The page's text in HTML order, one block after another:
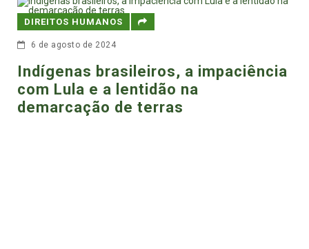
2024
brasileiros, a impaciência
a lentidão na
de terras
Lula pode